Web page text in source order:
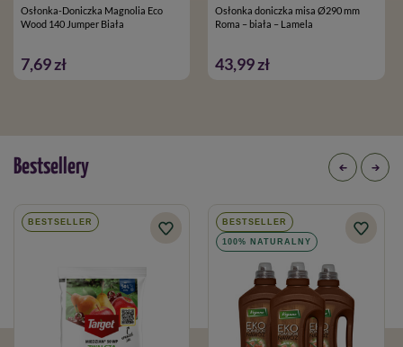
Osłonka-Doniczka Magnolia Eco
Wood 140 Jumper Biała
7,69 zł
Osłonka doniczka misa Ø290 mm
Roma – biała – Lamela
43,99 zł
Bestsellery
BESTSELLER BESTSELLER
100% NATURALNY